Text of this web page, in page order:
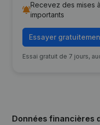
Recevez des mises
importants
Essayer
Essai gratuit de 7 jours,
Données financières